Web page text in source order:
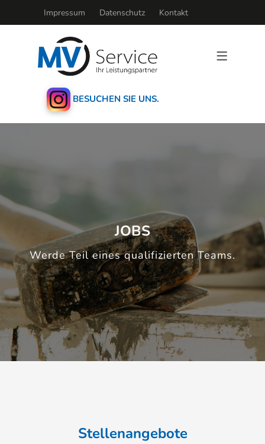
Impressum Datenschutz Kontakt
BESUCHEN SIE UNS.
JOBS
Werde Teil eines qualifizierten Teams.
Stellenangebote